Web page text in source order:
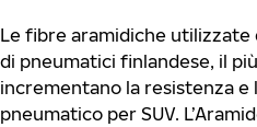
Le fibre aramidiche
di pneumatici finlandese, il
incrementano la resistenza e
pneumatico per SUV.